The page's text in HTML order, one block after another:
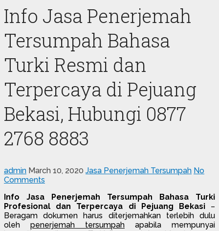
Info Jasa Penerjemah
Tersumpah Bahasa
Turki Resmi dan
Terpercaya di Pejuang
Bekasi, Hubungi 0877
2768 8883
admin March 10, 2020 Jasa Penerjemah Tersumpah No
Comments
Info Jasa Penerjemah Tersumpah Bahasa Turki
Profesional dan Terpercaya di Pejuang Bekasi–
Beragam dokumen harus diterjemahkan terlebih dulu
oleh penerjemah tersumpah apabila mempunyai